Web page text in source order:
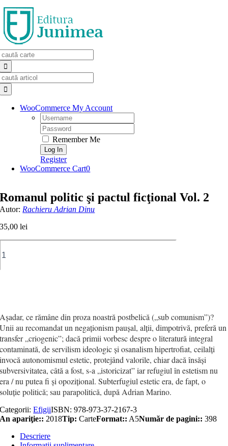
Skip
to
content
WooCommerce My Account
Username:
Password:
Remember Me
Register
WooCommerce Cart0
Romanul politic şi pactul ficţional Vol. 2
Autor: Rachieru Adrian Dinu
35,00lei
Aşadar, ce rămâne din proza noastră postbelică („sub comunism”)?
Unii au recomandat un negaţionism pauşal, alţii, dimpotrivă, preferă un
transfer „criogenic”; dacă primii vorbesc despre o literatură integral
contaminată, de servilism ideologic şi osanalism hipertrofiat, ceilalţi
invocă autonomismul estetic, protejând valorile, chiar dacă însăşi
subversivitatea, câtă a fost, s-a „istoricizat” iar refugiul în estetism nu
era / nu putea fi şi opoziţional. Subterfugiul estetic era, de fapt, o
soluţie politică; sau parapolitică, după Adrian Marino.
Categorii:EfigiiISBN:978-973-37-2167-3
An apariţie:: 2018Tip: CarteFormat:: A5Număr de pagini:: 398
Descriere